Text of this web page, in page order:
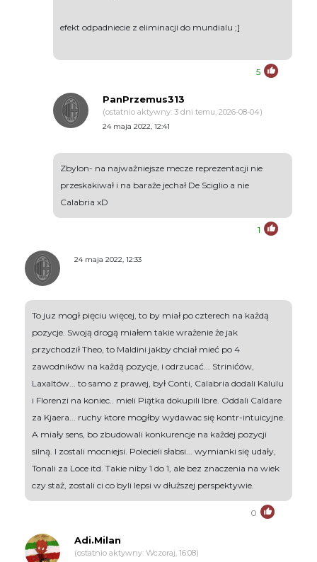
efekt odpadniecie z eliminacji do mundialu ;]
5
PanPrzemus313
(ostatnio aktywny: 3 dni temu, 2026-08-04)
24 maja 2022, 12:41
Zbylon- na najważniejsze mecze reprezentacji nie
przeskakiwał i na baraże jechał De Sciglio a nie
Calabria xD
1
24 maja 2022, 12:33
To juz mogł pięciu więcej, to by miał po czterech na każdą
pozycje. Swoją drogą miałem takie wrażenie że jak
przychodził Theo, to Maldini jakby chciał mieć po 4
zawodników na każdą pozycje, i odrzucać... Strinićów,
Laxaltów... to samo z prawej, był Conti, Calabria dodali Kalulu
i Florenzi na koniec.. mieli Piątka dokupili Ibre. Oddali Caldare
za Kjaera... ruchy ktore mogłby wydawac się kontr-intuicyjne.
A miały sens, bo zbudowali konkurencje na każdej pozycji
silną. I zostali mocniejsi. Polecieli słabsi... wymianki się udały,
Tonali za Loce itd. Takie niby 1 do 1, ale bez znaczenia na wiek
czy staż, zostali ci co byli lepsi w dłuższej perspektywie.
0
Adi.Milan
(ostatnio aktywny: Wczoraj, 16:08)